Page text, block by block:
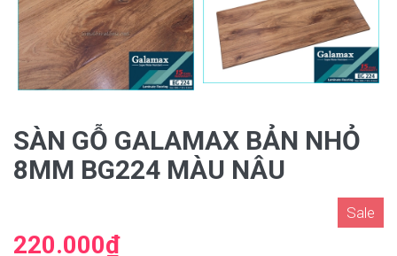
SÀN GỖ GALAMAX BẢN NHỎ
8MM BG224 MÀU NÂU
Sale
220.000₫